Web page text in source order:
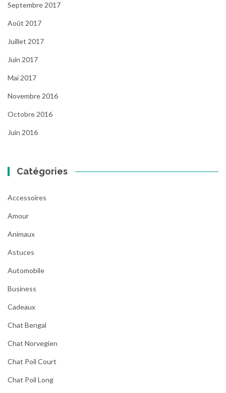
Septembre 2017
Août 2017
Juillet 2017
Juin 2017
Mai 2017
Novembre 2016
Octobre 2016
Juin 2016
Catégories
Accessoires
Amour
Animaux
Astuces
Automobile
Business
Cadeaux
Chat Bengal
Chat Norvegien
Chat Poil Court
Chat Poil Long